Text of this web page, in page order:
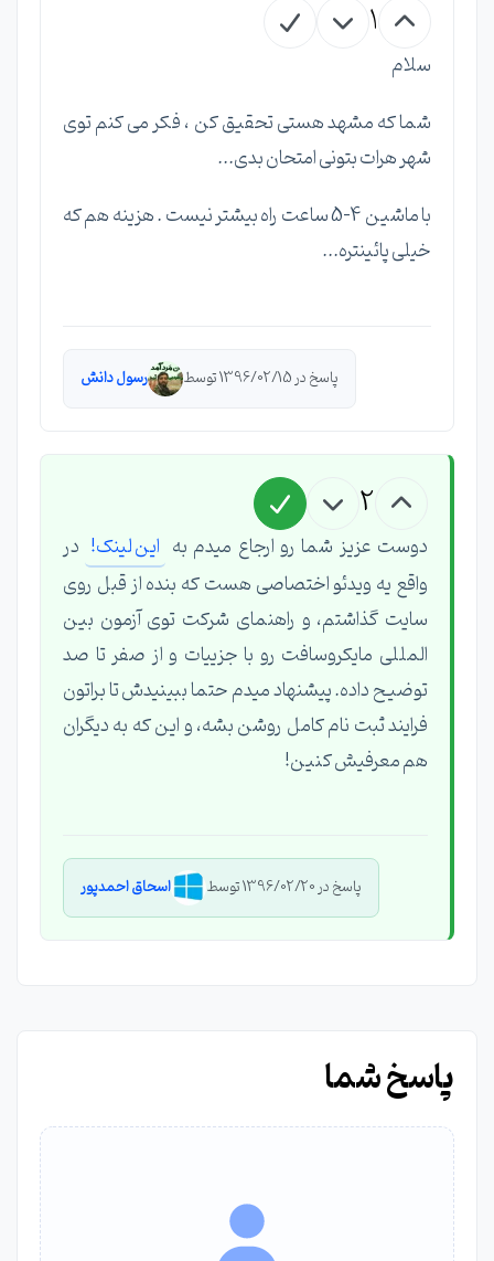
1
سلام
شما که مشهد هستی تحقیق کن ، فکر می کنم توی
شهر هرات بتونی امتحان بدی...
با ماشین 4-5 ساعت راه بیشتر نیست . هزینه هم که
خیلی پائینتره...
پاسخ در 1396/02/15 توسط رسول دانش
2
دوست عزیز شما رو ارجاع میدم به این لینک! در
واقع یه ویدئو اختصاصی هست که بنده از قبل روی
سایت گذاشتم، و راهنمای شرکت توی آزمون بین
المللی مایکروسافت رو با جزییات و از صفر تا صد
توضیح داده. پیشنهاد میدم حتما ببینیدش تا براتون
فرایند ثبت نام کامل روشن بشه، و این که به دیگران
هم معرفیش کنین!
پاسخ در 1396/02/20 توسط اسحاق احمدپور
پاسخ شما